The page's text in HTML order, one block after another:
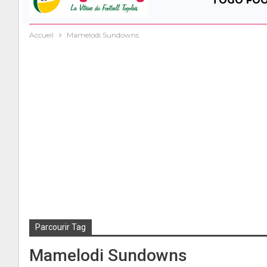
Accueil Mamelodi Sundowns
Parcourir Tag
Mamelodi Sundowns